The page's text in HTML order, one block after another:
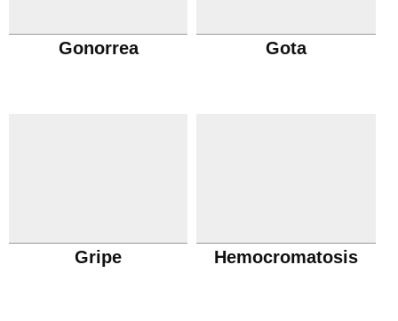
Gonorrea Gota
Gripe Hemocromatosis